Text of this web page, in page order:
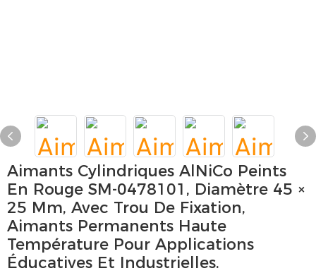
Aimants Cylindriques AlNiCo Peints
En Rouge SM-0478101, Diamètre 45 ×
25 Mm, Avec Trou De Fixation,
Aimants Permanents Haute
Température Pour Applications
Éducatives Et Industrielles.